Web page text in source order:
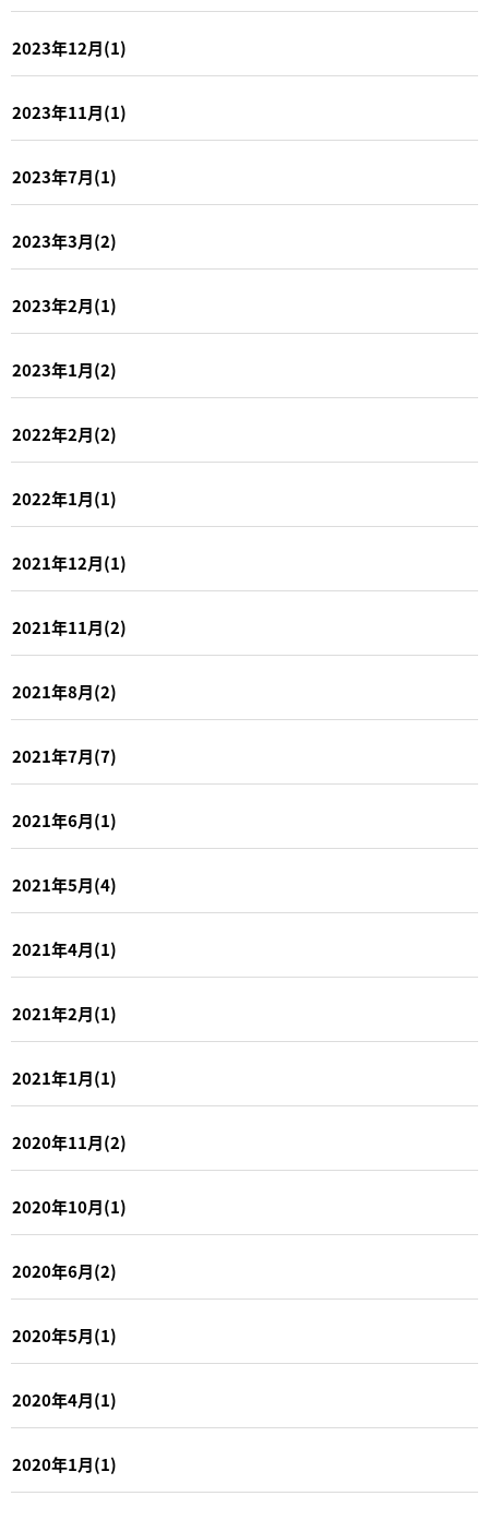
2023年12月(1)
2023年11月(1)
2023年7月(1)
2023年3月(2)
2023年2月(1)
2023年1月(2)
2022年2月(2)
2022年1月(1)
2021年12月(1)
2021年11月(2)
2021年8月(2)
2021年7月(7)
2021年6月(1)
2021年5月(4)
2021年4月(1)
2021年2月(1)
2021年1月(1)
2020年11月(2)
2020年10月(1)
2020年6月(2)
2020年5月(1)
2020年4月(1)
2020年1月(1)